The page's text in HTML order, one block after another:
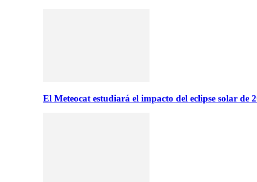
El Meteocat estudiará el impacto del eclipse solar de